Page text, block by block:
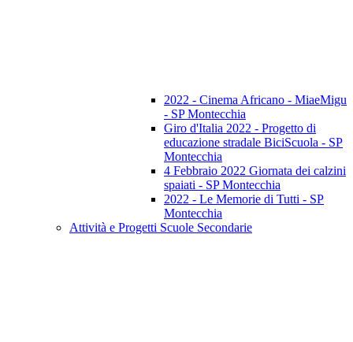
2022 - Cinema Africano - MiaeMigu
- SP Montecchia
Giro d'Italia 2022 - Progetto di
educazione stradale BiciScuola - SP
Montecchia
4 Febbraio 2022 Giornata dei calzini
spaiati - SP Montecchia
2022 - Le Memorie di Tutti - SP
Montecchia
Attività e Progetti Scuole Secondarie